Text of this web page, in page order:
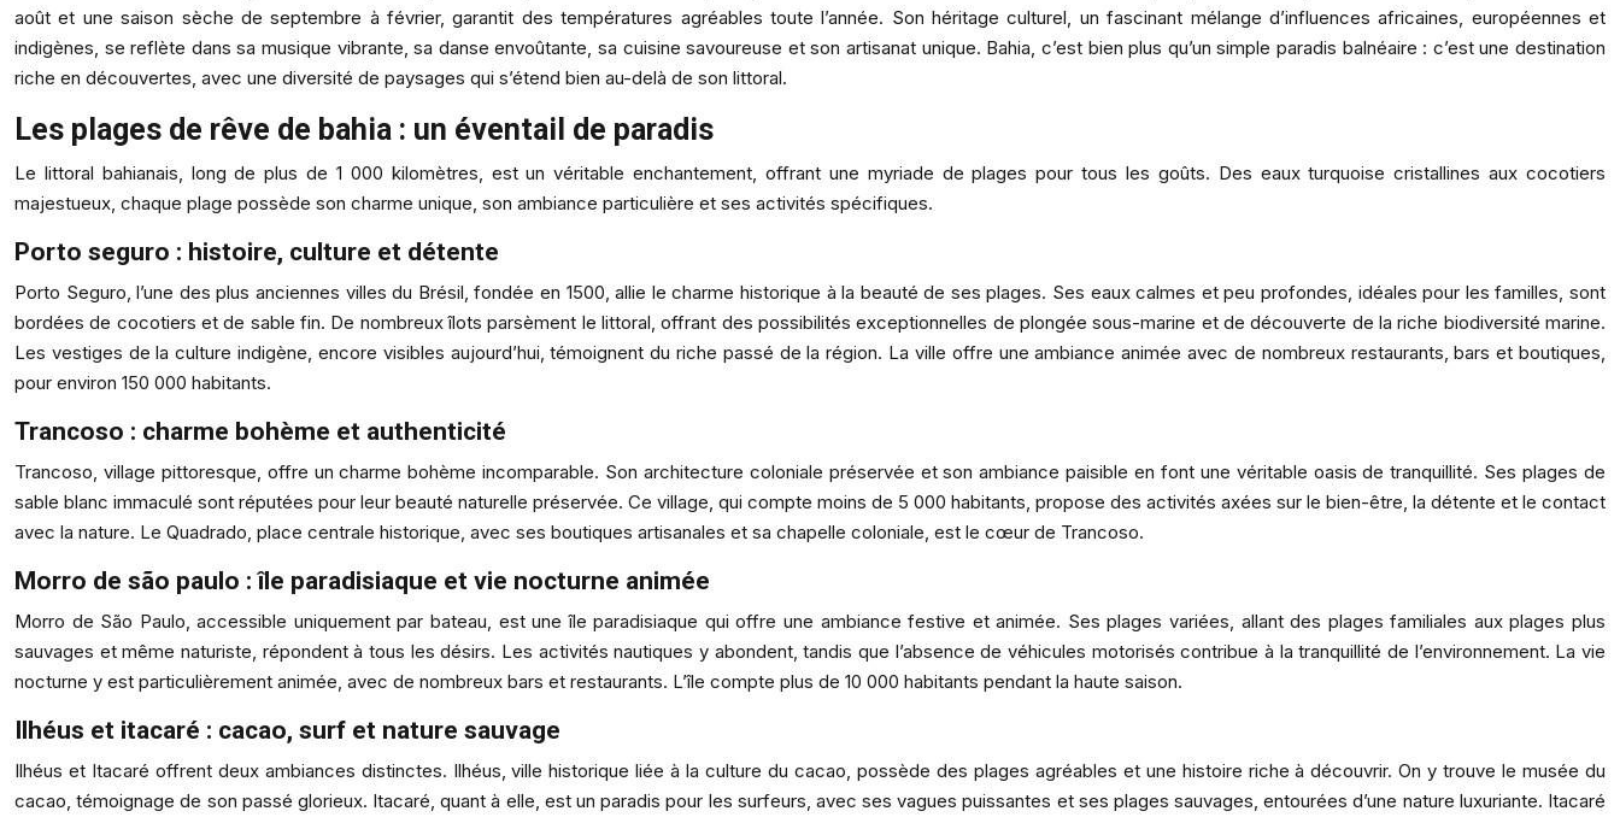
août et une saison sèche de septembre à février, garantit des températures agréables toute l’année. Son héritage culturel, un fascinant mélange d’influences africaines, européennes et
indigènes, se reflète dans sa musique vibrante, sa danse envoûtante, sa cuisine savoureuse et son artisanat unique. Bahia, c’est bien plus qu’un simple paradis balnéaire : c’est une destination
riche en découvertes, avec une diversité de paysages qui s’étend bien au-delà de son littoral.
Les plages de rêve de bahia : un éventail de paradis
Le littoral bahianais, long de plus de 1 000 kilomètres, est un véritable enchantement, offrant une myriade de plages pour tous les goûts. Des eaux turquoise cristallines aux cocotiers
majestueux, chaque plage possède son charme unique, son ambiance particulière et ses activités spécifiques.
Porto seguro : histoire, culture et détente
Porto Seguro, l’une des plus anciennes villes du Brésil, fondée en 1500, allie le charme historique à la beauté de ses plages. Ses eaux calmes et peu profondes, idéales pour les familles, sont
bordées de cocotiers et de sable fin. De nombreux îlots parsèment le littoral, offrant des possibilités exceptionnelles de plongée sous-marine et de découverte de la riche biodiversité marine.
Les vestiges de la culture indigène, encore visibles aujourd’hui, témoignent du riche passé de la région. La ville offre une ambiance animée avec de nombreux restaurants, bars et boutiques,
pour environ 150 000 habitants.
Trancoso : charme bohème et authenticité
Trancoso, village pittoresque, offre un charme bohème incomparable. Son architecture coloniale préservée et son ambiance paisible en font une véritable oasis de tranquillité. Ses plages de
sable blanc immaculé sont réputées pour leur beauté naturelle préservée. Ce village, qui compte moins de 5 000 habitants, propose des activités axées sur le bien-être, la détente et le contact
avec la nature. Le Quadrado, place centrale historique, avec ses boutiques artisanales et sa chapelle coloniale, est le cœur de Trancoso.
Morro de são paulo : île paradisiaque et vie nocturne animée
Morro de São Paulo, accessible uniquement par bateau, est une île paradisiaque qui offre une ambiance festive et animée. Ses plages variées, allant des plages familiales aux plages plus
sauvages et même naturiste, répondent à tous les désirs. Les activités nautiques y abondent, tandis que l’absence de véhicules motorisés contribue à la tranquillité de l’environnement. La vie
nocturne y est particulièrement animée, avec de nombreux bars et restaurants. L’île compte plus de 10 000 habitants pendant la haute saison.
Ilhéus et itacaré : cacao, surf et nature sauvage
Ilhéus et Itacaré offrent deux ambiances distinctes. Ilhéus, ville historique liée à la culture du cacao, possède des plages agréables et une histoire riche à découvrir. On y trouve le musée du
cacao, témoignage de son passé glorieux. Itacaré, quant à elle, est un paradis pour les surfeurs, avec ses vagues puissantes et ses plages sauvages, entourées d’une nature luxuriante. Itacaré